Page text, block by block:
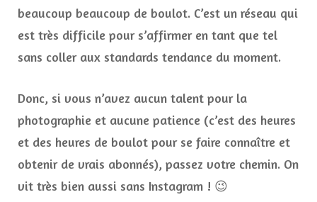
beaucoup beaucoup de boulot. C’est un réseau qui
est très difficile pour s’affirmer en tant que tel
sans coller aux standards tendance du moment.
Donc, si vous n’avez aucun talent pour la
photographie et aucune patience (c’est des heures
et des heures de boulot pour se faire connaître et
obtenir de vrais abonnés), passez votre chemin. On
vit très bien aussi sans Instagram ! 😉